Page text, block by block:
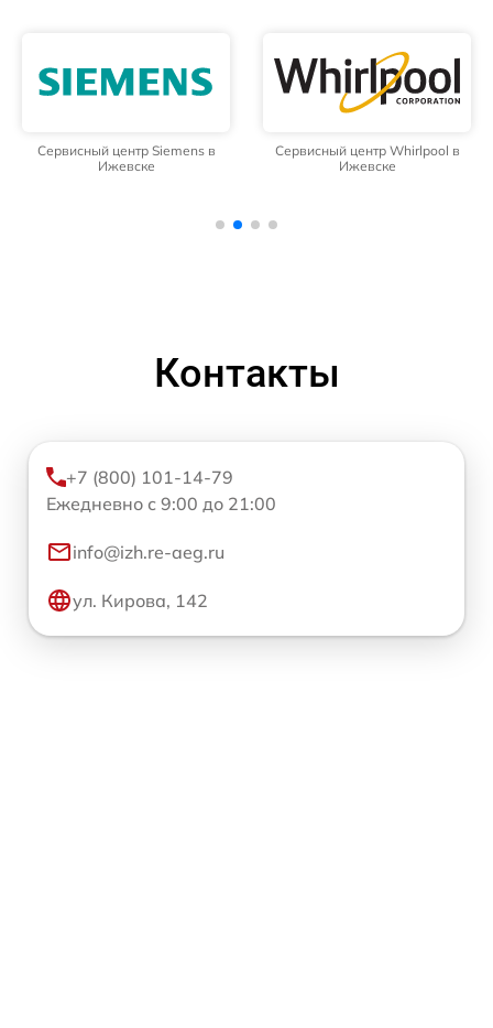
Сервисный центр Siemens в
Ижевске
Сервисный центр Whirlpool в
Ижевске
Контакты
+7 (800) 101-14-79
Ежедневно с 9:00 до 21:00
info@izh.re-aeg.ru
ул. Кирова, 142